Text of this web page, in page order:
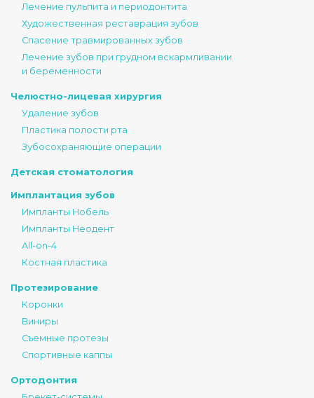
Лечение пульпита и периодонтита
Художественная реставрация зубов
Спасение травмированных зубов
Лечение зубов при грудном вскармливании
и беременности
Челюстно-лицевая хирургия
Удаление зубов
Пластика полости рта
Зубосохраняющие операции
Детская стоматология
Имплантация зубов
Импланты Нобель
Импланты Неодент
All-on-4
Костная пластика
Протезирование
Коронки
Виниры
Съемные протезы
Спортивные каппы
Ортодонтия